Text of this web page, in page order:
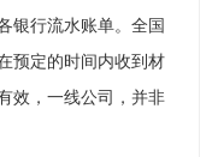
银行流水账单。全国
预定的时间内收到材
效，一线公司，并非